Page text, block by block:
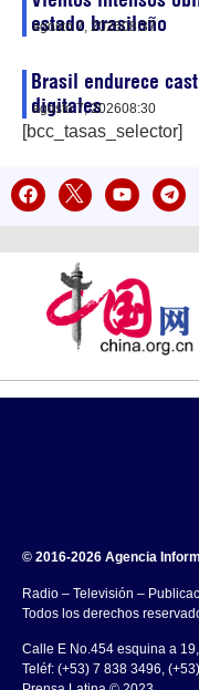
estado brasileño
agosto 7, 202608:37
Brasil endurece
digitales
agosto 7, 202608:30
[bcc_tasas_selector]
© 2016-2026 Agencia
Radio – Televisión –
Todos los derechos
Calle E No.454 esquina a
Teléf: (+53) 7 838 3496,